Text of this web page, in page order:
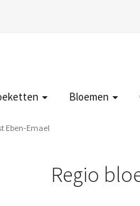
Bloemen
Eben-Emael
Regio